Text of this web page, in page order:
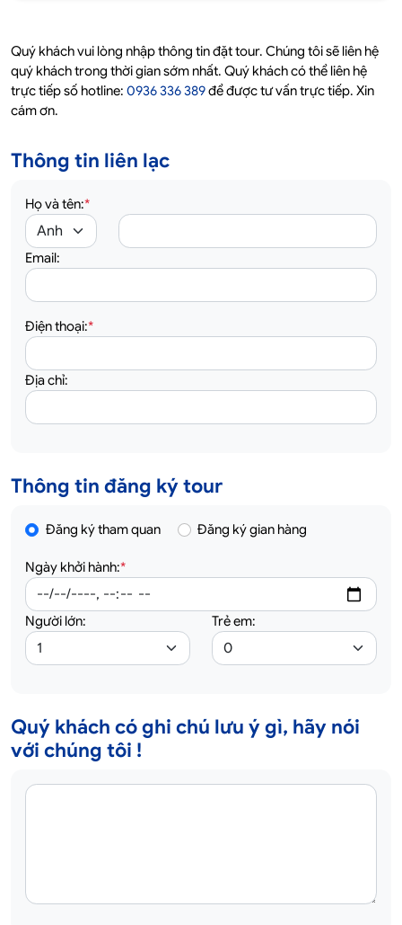
Quý khách vui lòng nhập thông tin đặt tour. Chúng tôi sẽ liên hệ
quý khách trong thời gian sớm nhất. Quý khách có thể liên hệ
trực tiếp số hotline: 0936 336 389để được tư vấn trực tiếp. Xin
cám ơn.
Thông tin liên lạc
Họ và tên:*
Email:
Điện thoại:*
Địa chỉ:
Thông tin đăng ký tour
Đăng ký tham quan Đăng ký gian hàng
Ngày khởi hành:*
Người lớn: Trẻ em:
Quý khách có ghi chú lưu ý gì, hãy nói
với chúng tôi !